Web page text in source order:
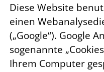
Diese Website
einen
(„Google“). Google
sogenannte
Ihrem Computer